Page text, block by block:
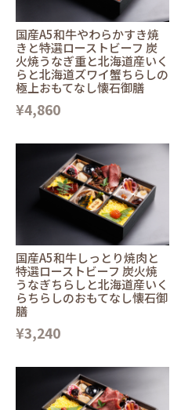
国産A5和牛やわらかすき焼
きと特選ローストビーフ 炭
火焼うなぎ重と北海道産いく
らと北海道ズワイ蟹ちらしの
極上おもてなし懐石御膳
¥4,860
国産A5和牛しっとり焼肉と
特選ローストビーフ 炭火焼
うなぎちらしと北海道産いく
らちらしのおもてなし懐石御
膳
¥3,240